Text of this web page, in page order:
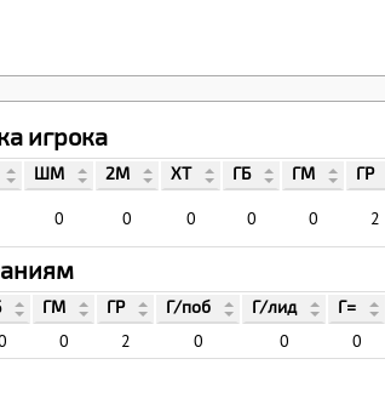
игрока
ШМ 2М ХТ ГБ ГМ ГР
0 0 0 0 0 2
ГМ ГР Г/поб Г/лид Г=
0 2 0 0 0